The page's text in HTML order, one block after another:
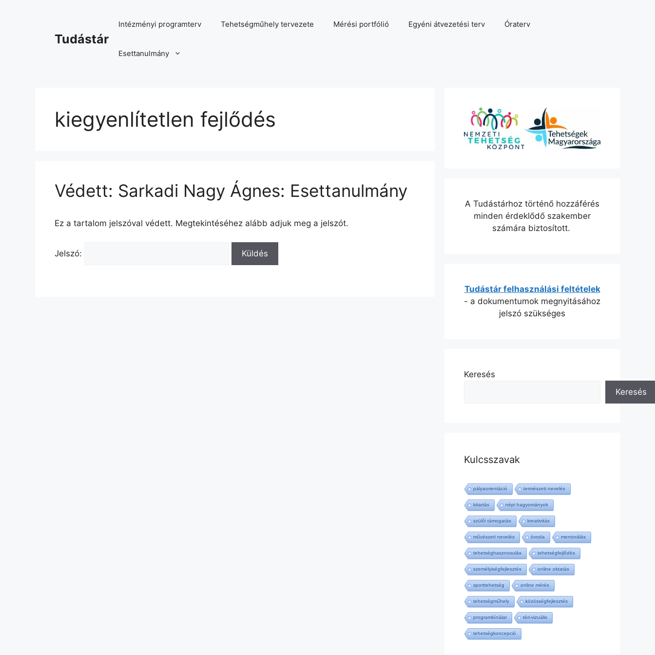
Tudástár
Intézményi programterv Tehetségműhely tervezete Mérési portfólió Egyéni átvezetési terv Óraterv
Esettanulmány
kiegyenlítetlen fejlődés
Védett: Sarkadi Nagy Ágnes: Esettanulmány
Ez a tartalom jelszóval védett. Megtekintéséhez alább adjuk meg a jelszót.
Jelszó:
A Tudástárhoz történő hozzáférés
minden érdeklődő szakember
számára biztosított.
Tudástár felhasználási feltételek
- a dokumentumok megnyitásához
jelszó szükséges
Keresés
Keresés
Kulcsszavak
pályaorientáció természeti nevelés
kitartás népi hagyományok
szülői támogatás kreativitás
művészeti nevelés óvoda mentorálás
tehetséghasznosulás tehetségfejlődés
személyiségfejlesztés online oktatás
sporttehetség online mérés
tehetségműhely közösségfejlesztés
programkínálat téri-vizuális
tehetségkoncepció